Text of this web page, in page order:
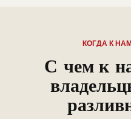
КОГДА К
С чем к